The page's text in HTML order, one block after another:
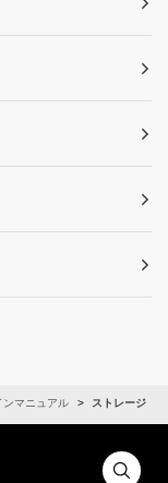
マニュアル ストレージ